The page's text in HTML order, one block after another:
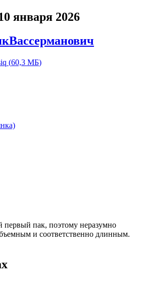
января 2026
(60,3 МБ)
пак, поэтому неразумно
и соответственно длинным.